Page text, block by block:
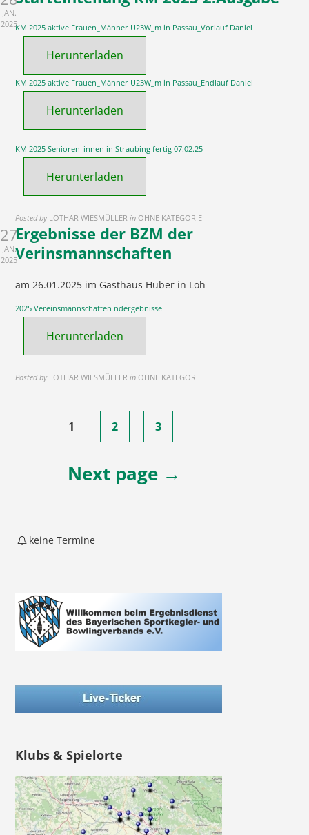
JAN.
2025KM 2025 aktive Frauen_Männer U23W_m in Passau_Vorlauf Daniel
Herunterladen
KM 2025 aktive Frauen_Männer U23W_m in Passau_Endlauf Daniel
Herunterladen
KM 2025 Senioren_innen in Straubing fertig 07.02.25
Herunterladen
Posted by LOTHAR WIESMÜLLER in OHNE KATEGORIE
27
JAN.
2025
Ergebnisse der BZM der
Verinsmannschaften
am 26.01.2025 im Gasthaus Huber in Loh
2025 Vereinsmannschaften ndergebnisse
Herunterladen
Posted by LOTHAR WIESMÜLLER in OHNE KATEGORIE
Seitennummerierung
der
1 2 3
Next page →
keine Termine
Klubs & Spielorte